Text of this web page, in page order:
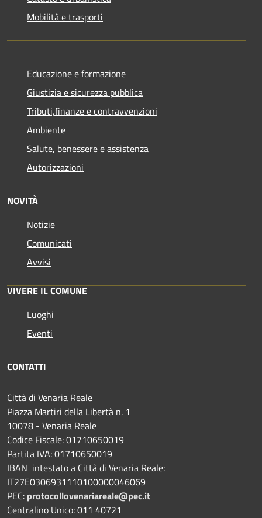
Mobilità e trasporti
Educazione e formazione
Giustizia e sicurezza pubblica
Tributi,finanze e contravvenzioni
Ambiente
Salute, benessere e assistenza
Autorizzazioni
NOVITÀ
Notizie
Comunicati
Avvisi
VIVERE IL COMUNE
Luoghi
Eventi
CONTATTI
Città di Venaria Reale
Piazza Martiri della Libertà n. 1
10078 - Venaria Reale
Codice Fiscale: 01710650019
Partita IVA: 01710650019
IBAN intestato a Città di Venaria Reale:
IT27E0306931110100000046069
PEC: protocollovenariareale@pec.it
Centralino Unico: 011 40721